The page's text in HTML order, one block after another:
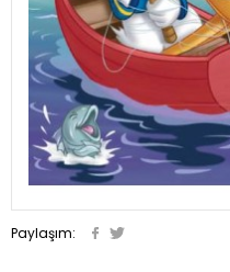
Paylaşım: